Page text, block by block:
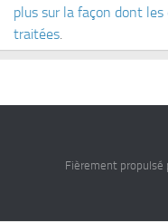
plus sur la façon dont
traitées
Fièrement propulsé